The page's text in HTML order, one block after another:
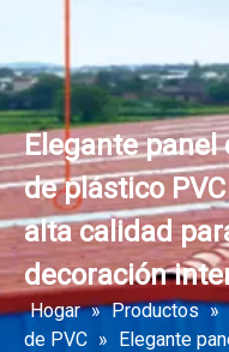
Elegante panel
de plástico
alta calidad
decoración
Hogar » Productos »
de PVC » Elegante